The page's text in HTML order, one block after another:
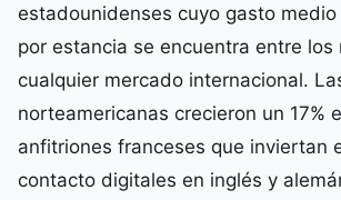
estadounidenses cuyo gasto
por estancia se encuentra entre los
cualquier mercado internacional.
norteamericanas crecieron un 17%
anfitriones franceses que inviertan
contacto digitales en inglés y